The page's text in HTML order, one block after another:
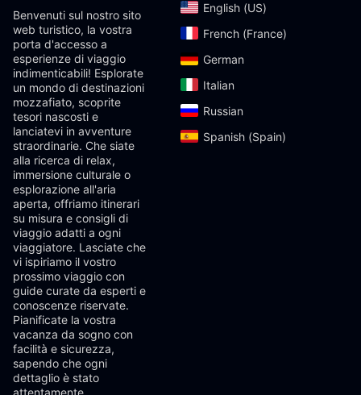
Benvenuti sul nostro sito
web turistico, la vostra
porta d'accesso a
esperienze di viaggio
indimenticabili! Esplorate
un mondo di destinazioni
mozzafiato, scoprite
tesori nascosti e
lanciatevi in ​​avventure
straordinarie. Che siate
alla ricerca di relax,
immersione culturale o
esplorazione all'aria
aperta, offriamo itinerari
su misura e consigli di
viaggio adatti a ogni
viaggiatore. Lasciate che
vi ispiriamo il vostro
prossimo viaggio con
guide curate da esperti e
conoscenze riservate.
Pianificate la vostra
vacanza da sogno con
facilità e sicurezza,
sapendo che ogni
dettaglio è stato
attentamente
English (US)‎
French (France)‎
German‎
Italian‎
Russian‎
Spanish (Spain)‎